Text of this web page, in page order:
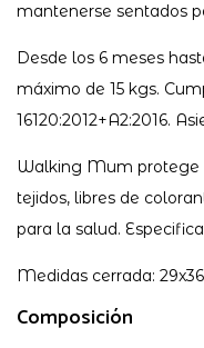
mantenerse sentados
Desde los 6 meses
máximo de 15 kgs.
16120:2012+A2:2016.
Walking Mum protege
tejidos, libres de
para la salud.
Medidas cerrada:
Composición